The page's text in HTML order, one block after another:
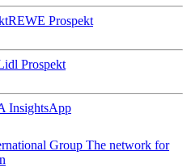
REWE Prospekt
Prospekt
InsightsApp
Group The network for